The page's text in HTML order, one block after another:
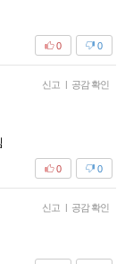
0
0
신고 | 공감 확인
0
0
신고 | 공감 확인